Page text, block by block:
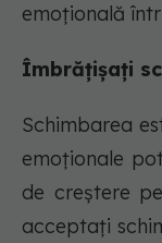
emoțională
Îmbrățișați
Schimbarea
emoționale
de creștere
acceptați